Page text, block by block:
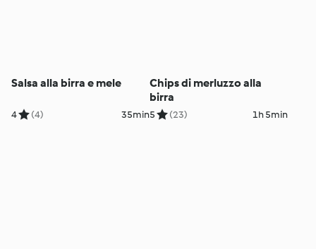
Salsa alla birra e mele
4 (4) 35min
Chips di merluzzo alla
birra
5 (23) 1h 5min